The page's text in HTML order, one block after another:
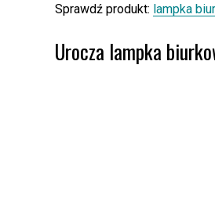
Sprawdź produkt: lampka
Urocza lampka